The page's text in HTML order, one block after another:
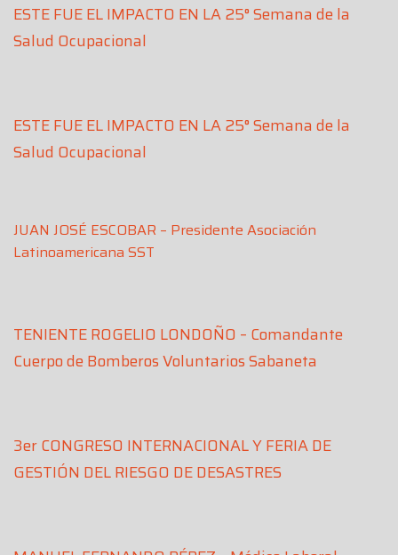
ESTE FUE EL IMPACTO EN LA 25° Semana de la
Salud Ocupacional
ESTE FUE EL IMPACTO EN LA 25° Semana de la
Salud Ocupacional
JUAN JOSÉ ESCOBAR – Presidente Asociación
Latinoamericana SST
TENIENTE ROGELIO LONDOÑO – Comandante
Cuerpo de Bomberos Voluntarios Sabaneta
3er CONGRESO INTERNACIONAL Y FERIA DE
GESTIÓN DEL RIESGO DE DESASTRES